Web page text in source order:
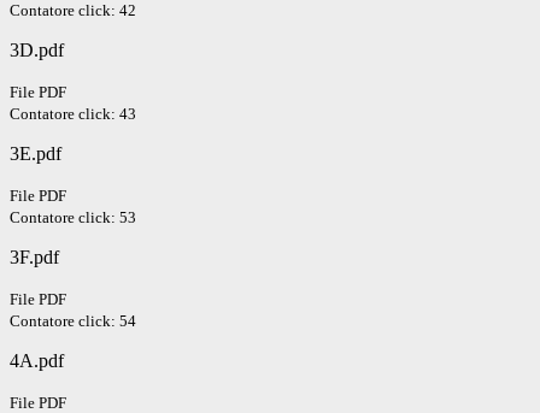
Contatore click: 42
3D.pdf
File PDF
Contatore click: 43
3E.pdf
File PDF
Contatore click: 53
3F.pdf
File PDF
Contatore click: 54
4A.pdf
File PDF